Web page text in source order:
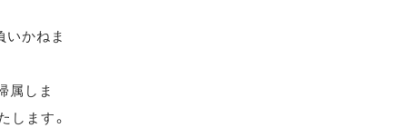
いかねま
属しま
します。